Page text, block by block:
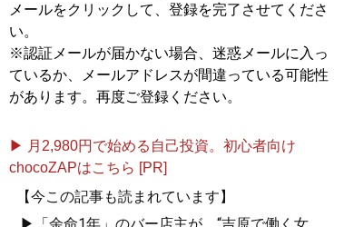
メールをクリックして、登録を完了させてくださ
い。
※認証メールが届かない場合、迷惑メールに入っ
ているか、メールアドレスが間違っている可能性
があります。再度ご登録ください。
▶ 月2,980円で始める自己投資。初心者向け
chocoZAPはこちら [PR]
【今この記事も読まれています】
▶「余命1年」のバー店主が、“吉原で働く女